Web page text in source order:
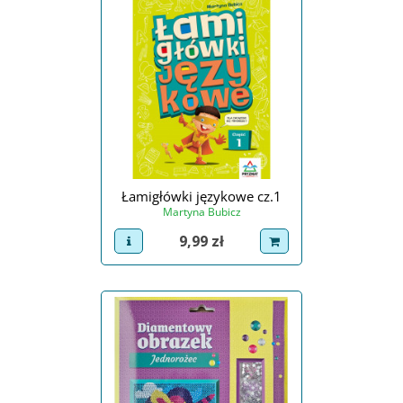
Łamigłówki językowe cz.1
Martyna Bubicz
view product
Cena
9,99 zł dodaj do koszyka